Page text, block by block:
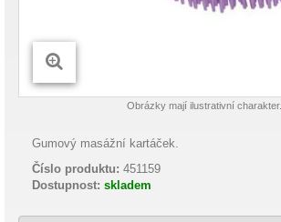
Obrázky mají ilustrativní charakter.
Gumový masážní kartáček.
Číslo produktu: 451159
Dostupnost: skladem